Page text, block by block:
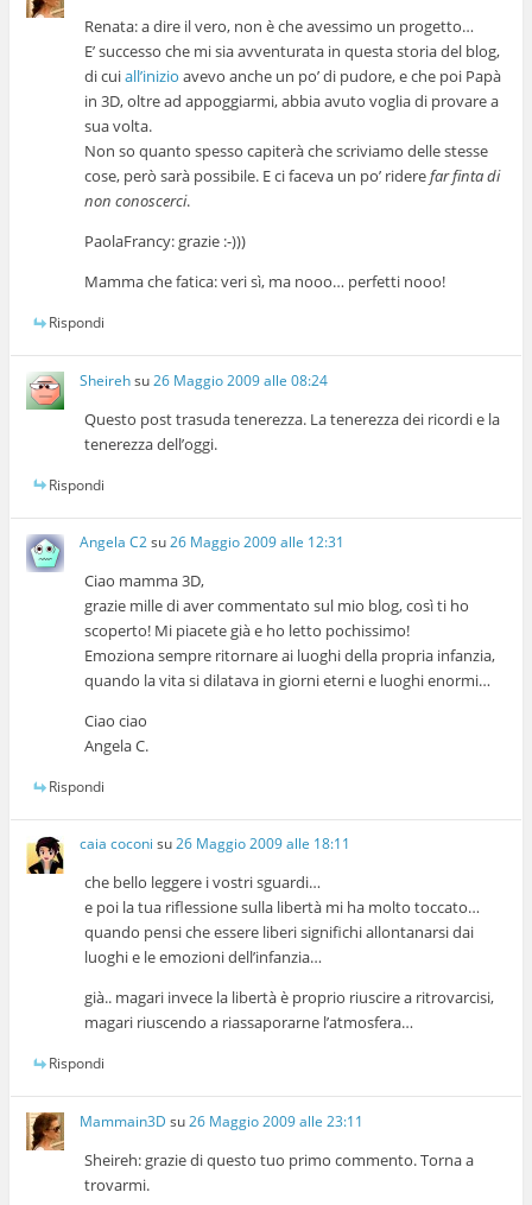
Renata: a dire il vero, non è che avessimo un progetto…
E’ successo che mi sia avventurata in questa storia del blog,
di cuiall’inizio avevo anche un po’ di pudore, e che poi Papà
in 3D, oltre ad appoggiarmi, abbia avuto voglia di provare a
sua volta.
Non so quanto spesso capiterà che scriviamo delle stesse
cose, però sarà possibile. E ci faceva un po’ riderefar finta di
non conoscerci.
PaolaFrancy: grazie :-)))
Mamma che fatica: veri sì, ma nooo… perfetti nooo!
Rispondi
Sheirehsu26 Maggio 2009 alle 08:24
Questo post trasuda tenerezza. La tenerezza dei ricordi e la
tenerezza dell’oggi.
Rispondi
Angela C2su26 Maggio 2009 alle 12:31
Ciao mamma 3D,
grazie mille di aver commentato sul mio blog, così ti ho
scoperto! Mi piacete già e ho letto pochissimo!
Emoziona sempre ritornare ai luoghi della propria infanzia,
quando la vita si dilatava in giorni eterni e luoghi enormi…
Ciao ciao
Angela C.
Rispondi
caia coconi su26 Maggio 2009 alle 18:11
che bello leggere i vostri sguardi…
e poi la tua riflessione sulla libertà mi ha molto toccato…
quando pensi che essere liberi significhi allontanarsi dai
luoghi e le emozioni dell’infanzia…
già.. magari invece la libertà è proprio riuscire a ritrovarcisi,
magari riuscendo a riassaporarne l’atmosfera…
Rispondi
Mammain3D su26 Maggio 2009 alle 23:11
Sheireh: grazie di questo tuo primo commento. Torna a
trovarmi.